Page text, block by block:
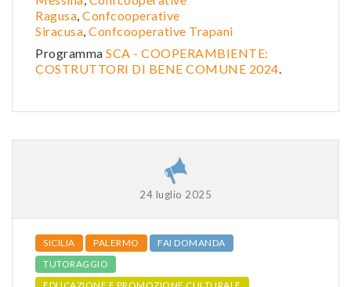
Ragusa, Confcooperative
Siracusa, Confcooperative Trapani
Programma SCA - COOPERAMBIENTE:
COSTRUTTORI DI BENE COMUNE 2024.
24 luglio 2025
SICILIA PALERMO
FAI DOMANDA
TUTORAGGIO